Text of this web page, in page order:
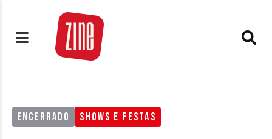
ENCERRADO SHOWS E FESTAS